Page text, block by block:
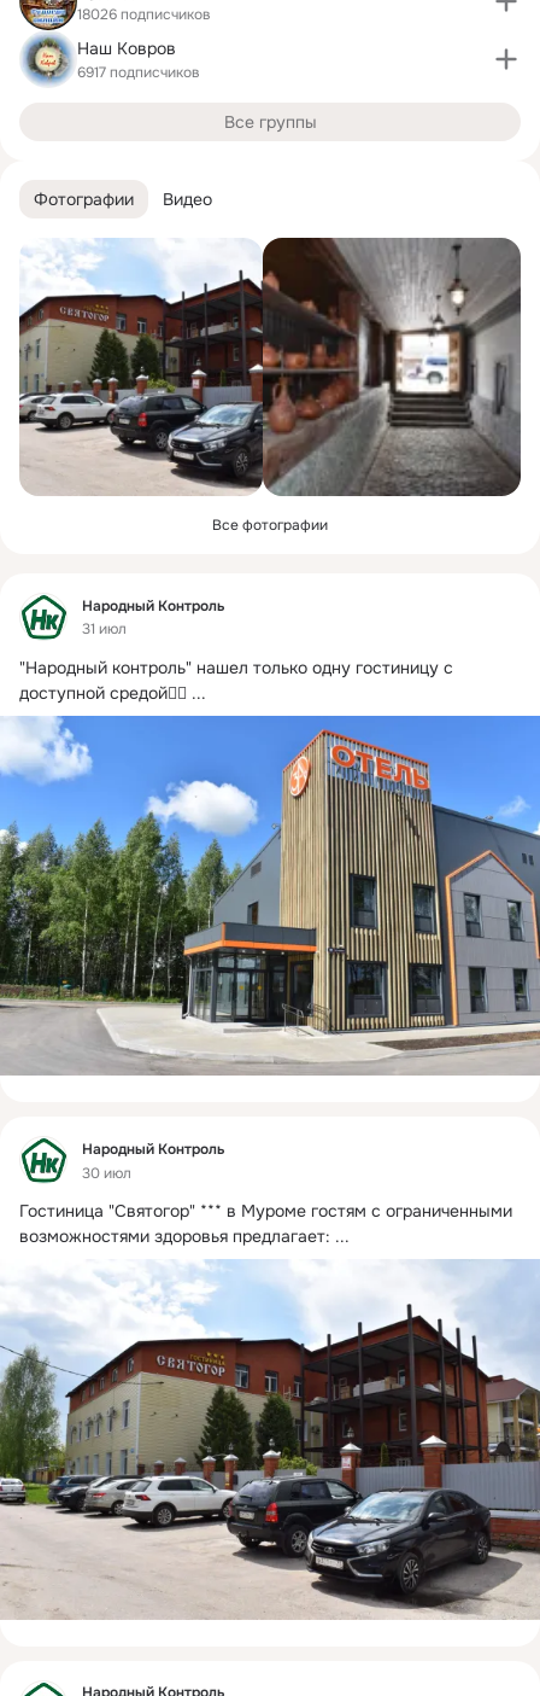
Фотографии Видео
Все фотографии
Фид
Народный Контроль
31 июл
"Народный контроль" нашел только одну гостиницу с
доступной средой💁‍♂ ...
Фид
Народный Контроль
30 июл
Гостиница "Святогор" *** в Муроме гостям с ограниченными
возможностями здоровья предлагает: ...
Фид
18026 подписчиков
Наш Ковров
6917 подписчиков
Все группы